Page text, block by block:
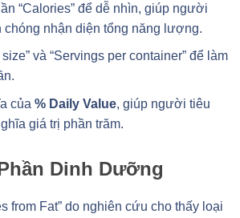
“Calories” để dễ nhìn, giúp người
chóng nhận diện tổng năng lượng.
size” và “Servings per container” để làm
của % Daily Value, giúp người tiêu
giá trị phần trăm.
Dinh Dưỡng
from Fat” do nghiên cứu cho thấy loại